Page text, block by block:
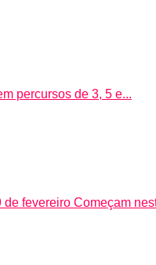
percursos de 3, 5 e...
fevereiro Começam